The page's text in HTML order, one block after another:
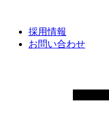
採用情報
お問い合わせ